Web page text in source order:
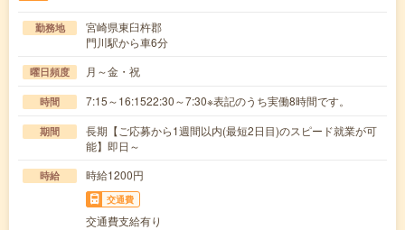
勤務地
宮崎県東臼杵郡
門川駅から車6分
曜日頻度 月～金・祝
時間 7:15～16:1522:30～7:30※表記のうち実働8時間です。
期間
長期【ご応募から1週間以内(最短2日目)のスピード就業が可
能】即日～
時給 時給1200円
交通費
交通費支給有り